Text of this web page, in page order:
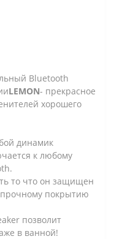
Bluetooth
LEMON- прекрасное
хорошего
динамик
к любому
то что он защищен
прочному покрытию
позволит
в ванной!